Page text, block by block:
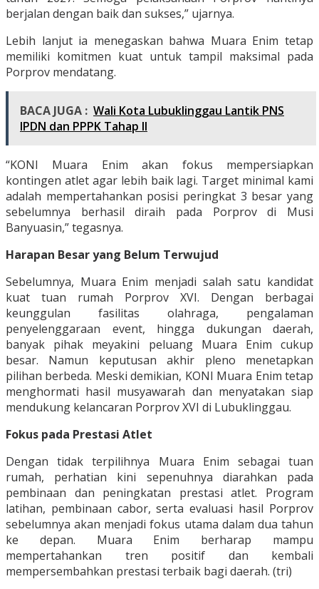
berjalan dengan baik dan sukses,” ujarnya.
Lebih lanjut ia menegaskan bahwa Muara Enim tetap
memiliki komitmen kuat untuk tampil maksimal pada
Porprov mendatang.
BACA JUGA : Wali Kota Lubuklinggau Lantik PNS
IPDN dan PPPK Tahap II
“KONI Muara Enim akan fokus mempersiapkan
kontingen atlet agar lebih baik lagi. Target minimal kami
adalah mempertahankan posisi peringkat 3 besar yang
sebelumnya berhasil diraih pada Porprov di Musi
Banyuasin,” tegasnya.
Harapan Besar yang Belum Terwujud
Sebelumnya, Muara Enim menjadi salah satu kandidat
kuat tuan rumah Porprov XVI. Dengan berbagai
keunggulan fasilitas olahraga, pengalaman
penyelenggaraan event, hingga dukungan daerah,
banyak pihak meyakini peluang Muara Enim cukup
besar. Namun keputusan akhir pleno menetapkan
pilihan berbeda. Meski demikian, KONI Muara Enim tetap
menghormati hasil musyawarah dan menyatakan siap
mendukung kelancaran Porprov XVI di Lubuklinggau.
Fokus pada Prestasi Atlet
Dengan tidak terpilihnya Muara Enim sebagai tuan
rumah, perhatian kini sepenuhnya diarahkan pada
pembinaan dan peningkatan prestasi atlet. Program
latihan, pembinaan cabor, serta evaluasi hasil Porprov
sebelumnya akan menjadi fokus utama dalam dua tahun
ke depan. Muara Enim berharap mampu
mempertahankan tren positif dan kembali
mempersembahkan prestasi terbaik bagi daerah. (tri)